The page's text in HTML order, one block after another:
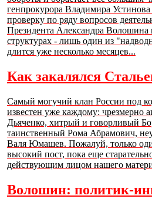
генпрокурора Владимира
проверку по ряду вопросов
Президента Александра Волошина
структурах - лишь один из
длится уже несколько месяцев...
Как закалялся
Самый могучий клан России под
известен уже каждому: чрезмерно
Дьяченко, хитрый и говорливый
таинственный Рома Абрамович,
Валя Юмашев. Пожалуй, только
высокий пост, пока еще
действующим лицом нашего
Волошин: политик-